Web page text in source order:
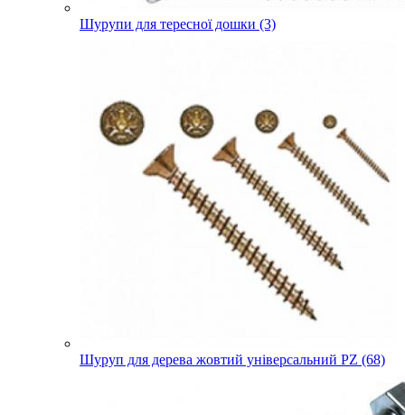
Шурупи для тересної дошки (3)
Шуруп для дерева жовтий універсальний PZ (68)